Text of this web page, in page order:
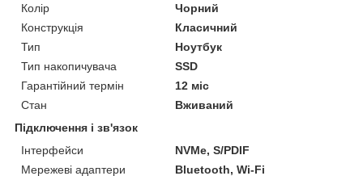
Колір
Чорний
Конструкція
Класичний
Тип
Ноутбук
Тип накопичувача
SSD
Гарантійний термін
12 міс
Стан
Вживаний
Підключення і зв'язок
Інтерфейси
NVMe, S/PDIF
Мережеві адаптери
Bluetooth, Wi-Fi